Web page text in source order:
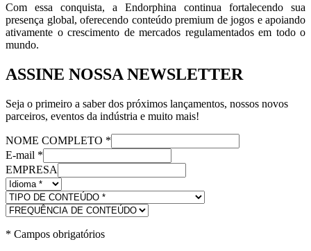
Com essa conquista, a Endorphina continua fortalecendo sua
presença global, oferecendo conteúdo premium de jogos e apoiando
ativamente o crescimento de mercados regulamentados em todo o
mundo.
ASSINE NOSSA NEWSLETTER
Seja o primeiro a saber dos próximos lançamentos, nossos novos
parceiros, eventos da indústria e muito mais!
NOME COMPLETO *
E-mail *
EMPRESA
* Campos obrigatórios